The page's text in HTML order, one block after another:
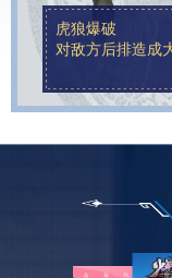
虎狼爆破
对敌方后排造成
百步穿杨
对敌人全体造成
深思虑远
对敌人后排造成
霸道纵横
对敌方前排造成